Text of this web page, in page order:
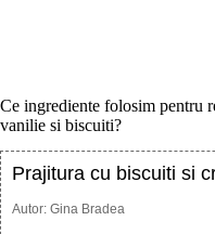
Ce ingrediente folosim pentru
vanilie si biscuiti?
Prajitura cu biscuiti si
Autor: Gina Bradea